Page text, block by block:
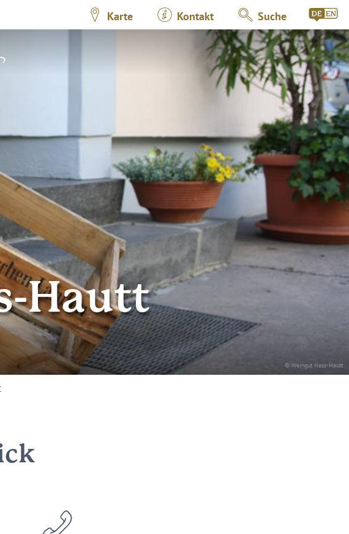
Karte Kontakt Suche
© Weingut Hess-Hautt
Hautt